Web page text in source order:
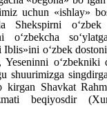
uchun «ishlay»
Shekspirni
o‘zbekcha
o‘zbek
Yeseninni
shuurimizga
kirgan Shavkat
beqiyosdir